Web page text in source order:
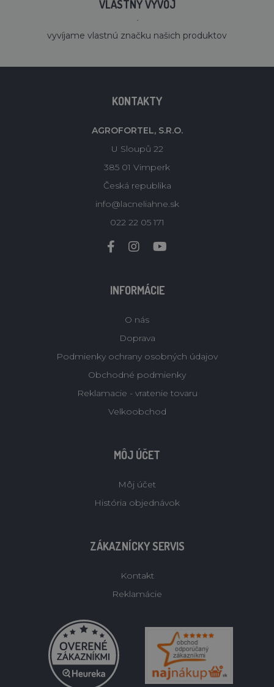
VLASTNÝ VÝVOJ
´
vyvíjame vlastnú značku našich produktov
KONTAKTY
AGROFORTEL, S.R.O.
U Sloupů 22
385 01 Vimperk
Česká republika
info@lacneliahne.sk
022 22 05 171
INFORMÁCIE
O nás
Doprava
Podmienky ochrany osobných údajov
Obchodné podmienky
Reklamacie - vratenie tovaru
Velkoobchod
MÔJ ÚČET
Môj účet
História objednávok
ZÁKAZNÍCKY SERVIS
Kontakt
Reklamácie